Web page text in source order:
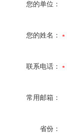
您的单位：
您的姓名：
联系电话：
常用邮箱：
省份：